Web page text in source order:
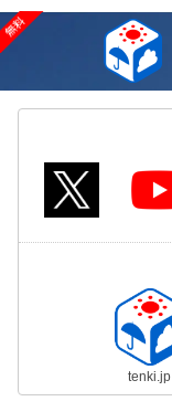
tenki.jp